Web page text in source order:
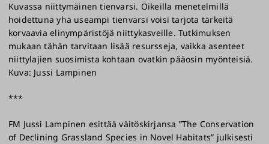
Kuvassa niittymäinen tienvarsi. Oikeilla menetelmillä
hoidettuna yhä useampi tienvarsi voisi tarjota tärkeitä
korvaavia elinympäristöjä niittykasveille. Tutkimuksen
mukaan tähän tarvitaan lisää resursseja, vaikka asenteet
niittylajien suosimista kohtaan ovatkin pääosin myönteisiä.
Kuva: Jussi Lampinen
***
FM Jussi Lampinen esittää väitöskirjansa ”The Conservation
of Declining Grassland Species in Novel Habitats” julkisesti